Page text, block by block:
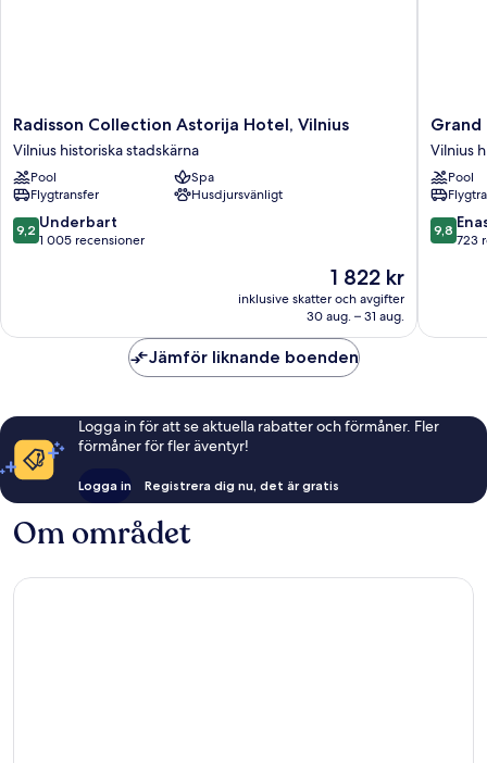
Radisson
Collection
Astorija
Hotel,
Vilnius
Vilnius
historiska
Radisson Collection Astorija Hotel, Vilnius
Vilnius historiska stadskärna
Pool
Spa
Flygtransfer
Husdjursvänligt
9.2
av
9,2 Underbart
1 005 recensioner
Priset
är
1 822 kr
1 822 kr
inklusive skatter och avgifter
30 aug. – 31 aug.
Grand
Hotel
Vilnius,
Curio
by
Hilton
Grand
Vilnius
Pool
9.8
av
9,8
723
Jämför liknande boenden
Logga in för att se aktuella rabatter och förmåner. Fler
förmåner för fler äventyr!
Logga in Registrera dig nu, det är gratis
Om området